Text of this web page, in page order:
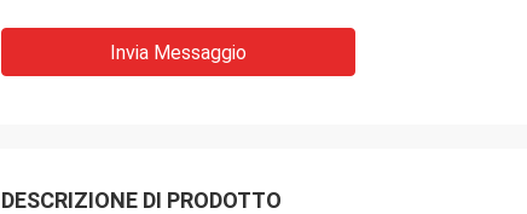
Invia Messaggio
DESCRIZIONE DI PRODOTTO